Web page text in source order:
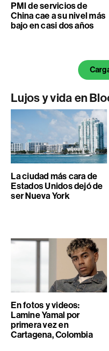
PMI de servicios de
China cae a su nivel más
bajo en casi dos años
Lujos y vida en
La ciudad más cara de
Estados Unidos dejó de
ser Nueva York
En fotos y videos:
Lamine Yamal por
primera vez en
Cartagena, Colombia